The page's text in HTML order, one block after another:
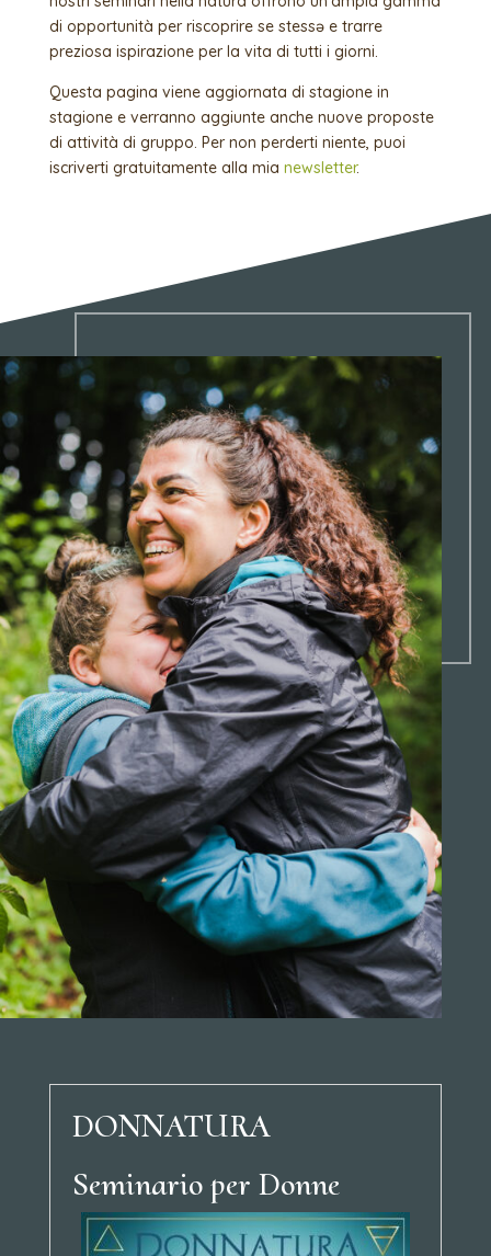
di opportunità per riscoprire se stessə e trarre
preziosa ispirazione per la vita di tutti i giorni.
Questa pagina viene aggiornata di stagione in
stagione e verranno aggiunte anche nuove proposte
di attività di gruppo. Per non perderti niente, puoi
iscriverti gratuitamente alla mia newsletter.
DONNATURA
Seminario per Donne